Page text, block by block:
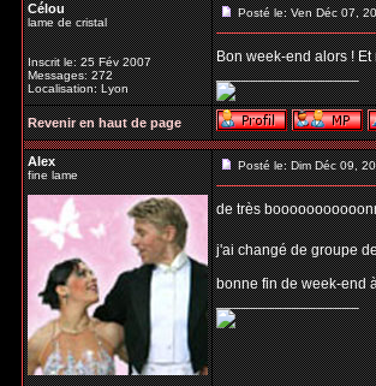
Célou
lame de cristal
Inscrit le: 25 Fév 2007
Messages: 272
Localisation: Lyon
Posté le: Ven Déc 07,
Bon week-end alors !
_________________
Revenir en haut de page
Alex
fine lame
Posté le: Dim Déc 09,
de très
j'ai changé de groupe
bonne fin de week-end
_________________